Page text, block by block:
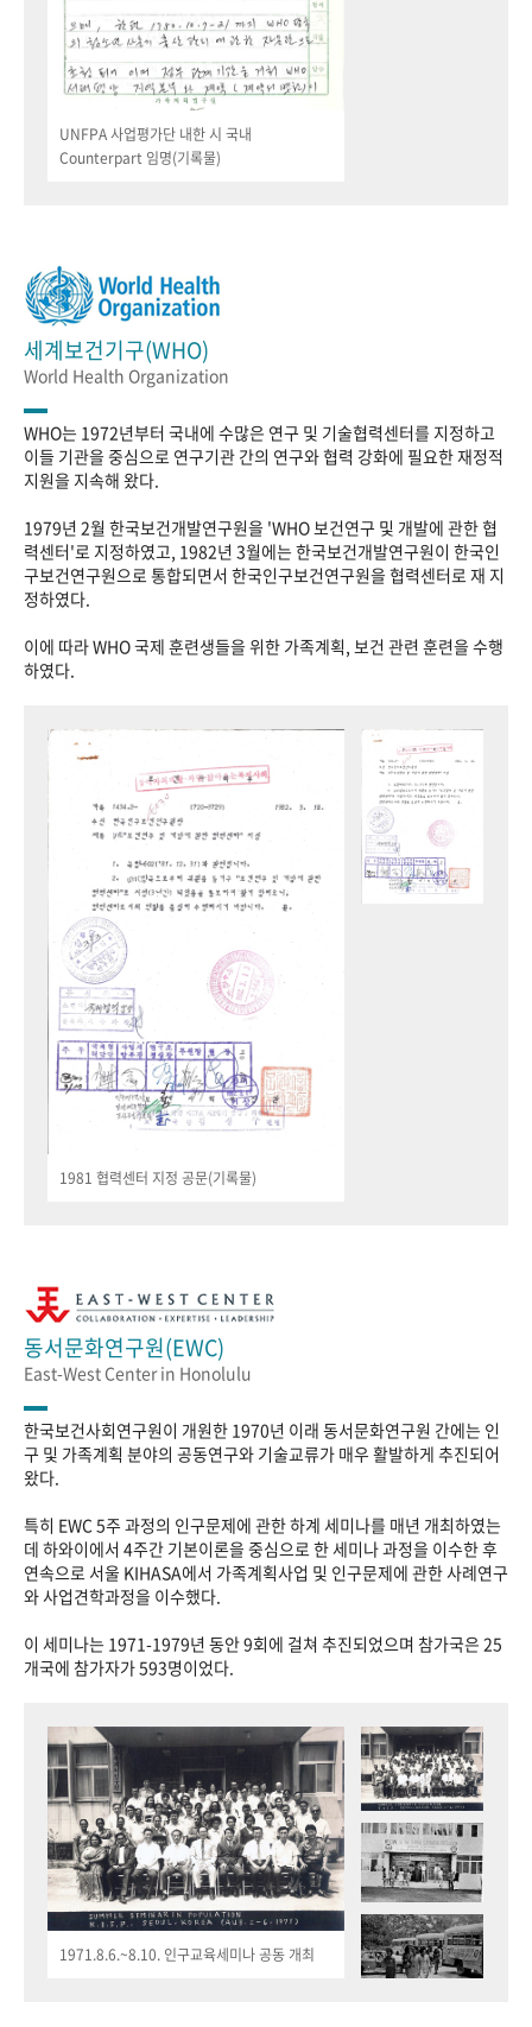
UNFPA 사업평가단 내한 시 국내
Counterpart 임명(기록물)
세계보건기구(WHO)
World Health Organization
WHO는 1972년부터 국내에 수많은 연구 및 기술협력센터를 지정하고
이들 기관을 중심으로 연구기관 간의 연구와 협력 강화에 필요한 재정적
지원을 지속해 왔다.
1979년 2월 한국보건개발연구원을 'WHO 보건연구 및 개발에 관한 협
력센터'로 지정하였고, 1982년 3월에는 한국보건개발연구원이 한국인
구보건연구원으로 통합되면서 한국인구보건연구원을 협력센터로 재 지
정하였다.
이에 따라 WHO 국제 훈련생들을 위한 가족계획, 보건 관련 훈련을 수행
하였다.
1981 협력센터 지정 공문(기록물)
동서문화연구원(EWC)
East-West Center in Honolulu
한국보건사회연구원이 개원한 1970년 이래 동서문화연구원 간에는 인
구 및 가족계획 분야의 공동연구와 기술교류가 매우 활발하게 추진되어
왔다.
특히 EWC 5주 과정의 인구문제에 관한 하계 세미나를 매년 개최하였는
데 하와이에서 4주간 기본이론을 중심으로 한 세미나 과정을 이수한 후
연속으로 서울 KIHASA에서 가족계획사업 및 인구문제에 관한 사례연구
와 사업견학과정을 이수했다.
이 세미나는 1971-1979년 동안 9회에 걸쳐 추진되었으며 참가국은 25
개국에 참가자가 593명이었다.
1971.8.6.~8.10. 인구교육세미나 공동 개최